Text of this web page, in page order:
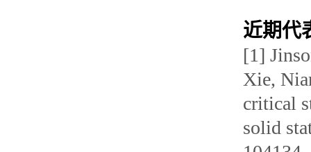
近期代
[1]
Xie,
critical
solid